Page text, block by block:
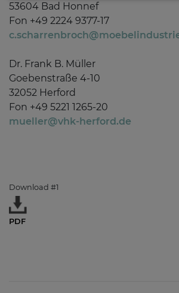
53604 Bad Honnef
Fon +49 2224 9377-17
Dr. Frank B. Müller
Goebenstraße 4-10
32052 Herford
Fon +49 5221 1265-20
mueller@vhk-herford.de
Download #1
PDF